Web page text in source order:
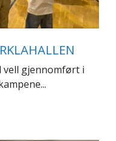
vell gjennomført i